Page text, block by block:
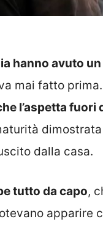
hanno avuto
mai fatto prima.
l’aspetta fuori
dalla casa.
tutto da capo,
apparire